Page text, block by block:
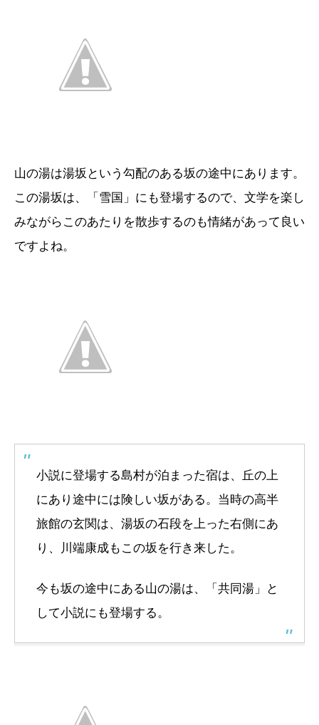
山の湯は湯坂という勾配のある坂の途中にあります。
この湯坂は、「雪国」にも登場するので、文学を楽し
みながらこのあたりを散歩するのも情緒があって良い
ですよね。
小説に登場する島村が泊まった宿は、丘の上
にあり途中には険しい坂がある。当時の高半
旅館の玄関は、湯坂の石段を上った右側にあ
り、川端康成もこの坂を行き来した。
今も坂の途中にある山の湯は、「共同湯」と
して小説にも登場する。